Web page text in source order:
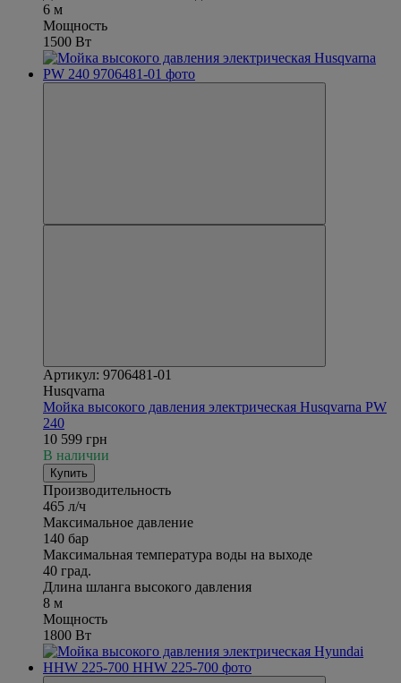
6 м
Мощность
1500 Вт
Артикул: 9706481-01
Husqvarna
Мойка высокого давления электрическая Husqvarna PW
240
10 599 грн
В наличии
Купить
Производительность
465 л/ч
Максимальное давление
140 бар
Максимальная температура воды на выходе
40 град.
Длина шланга высокого давления
8 м
Мощность
1800 Вт